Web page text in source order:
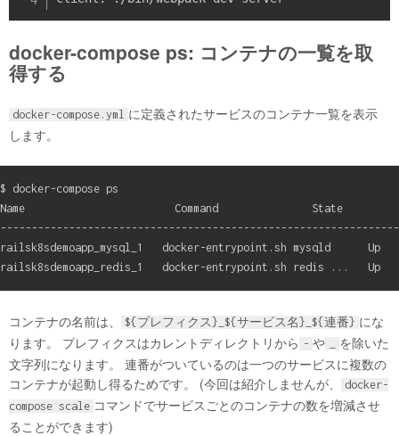
docker-compose ps: コンテナの一覧を取
得する
docker-compose.yml に定義されたサービスのコンテナ一覧を表示
します。
$ docker-compose ps
Name                        Command               State
railsk8sdemoapp_mysql_1   docker-entrypoint.sh mysqld      Up
コンテナの名前は、 ${プレフィクス}_${サービス名}_${連番} にな
ります。 プレフィクスはカレントディレクトリから - や
を除いた
文字列になります。 連番がついているのは一つのサービスに複数の
コンテナが起動し得るためです。 (今回は紹介しませんが、
docker-
compose scale コマンドでサービスごとのコンテナの数を増減させ
ることができます)